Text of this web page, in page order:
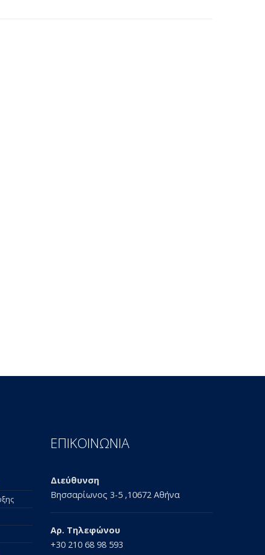
ΕΠΙΚΟΙΝΩΝΙΑ
Διεύθυνση
Βησσαρίωνος 3-5 ,10672 Αθήνα
Αρ. Τηλεφώνου
+30 210 68 98 593